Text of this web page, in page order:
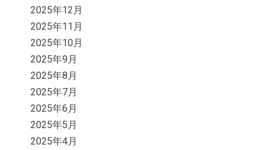
2025年12月
2025年11月
2025年10月
2025年9月
2025年8月
2025年7月
2025年6月
2025年5月
2025年4月